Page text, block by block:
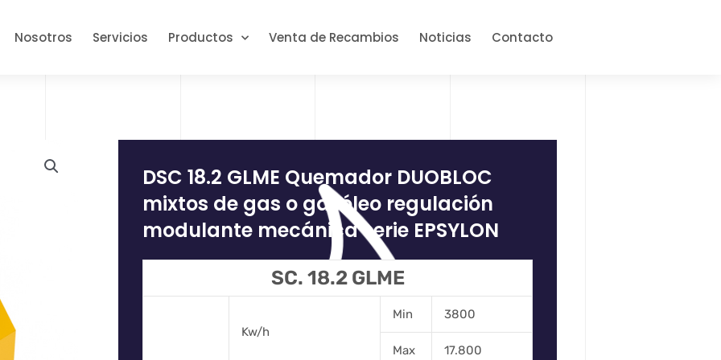
Nosotros Servicios Productos Venta de Recambios Noticias Contacto
DSC 18.2 GLME Quemador DUOBLOC
mixtos de gas o gasóleo regulación
modulante mecánica serie EPSYLON
SC. 18.2 GLME
Kw/h
Min 3800
Max 17.800